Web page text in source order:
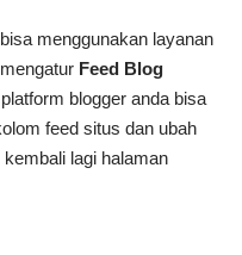
menggunakan layanan
Feed Blog
blogger anda bisa
feed situs dan ubah
lagi halaman